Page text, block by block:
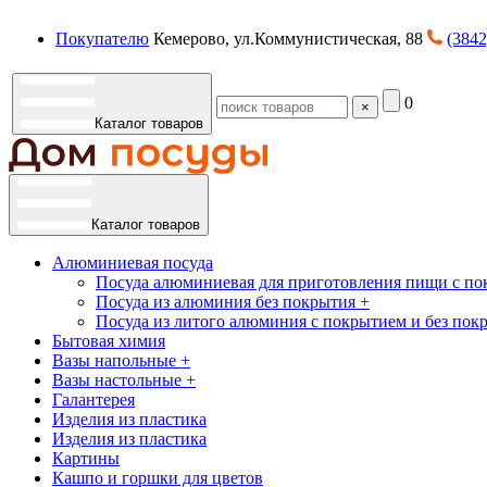
Покупателю Кемерово, ул.Коммунистическая, 88
Каталог товаров
× 0
Каталог товаров
Алюминиевая посуда
Посуда алюминиевая для приготовления пищи с
Посуда из алюминия без покрытия +
Посуда из литого алюминия с покрытием и без
Бытовая химия
Вазы напольные +
Вазы настольные +
Галантерея
Изделия из пластика
Изделия из пластика
Картины
Кашпо и горшки для цветов